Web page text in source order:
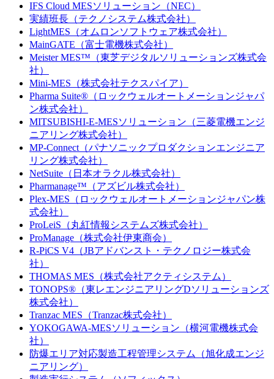
IFS Cloud MESソリューション（NEC）
実績班長（テクノシステム株式会社）
LightMES（オムロンソフトウェア株式会社）
MainGATE（富士電機株式会社）
Meister MES™（東芝デジタルソリューションズ株式会
社）
Mini-MES（株式会社テクスパイア）
Pharma Suite®（ロックウェルオートメーションジャパ
ン株式会社）
MITSUBISHI-E-MESソリューション（三菱電機エンジ
ニアリング株式会社）
MP-Connect（パナソニックプロダクションエンジニア
リング株式会社）
NetSuite（日本オラクル株式会社）
Pharmanage™（アズビル株式会社）
Plex-MES（ロックウェルオートメーションジャパン株
式会社）
ProLeiS（丸紅情報システムズ株式会社）
ProManage（株式会社伊東商会）
R-PiCS V4（JBアドバンスト・テクノロジー株式会
社）
THOMAS MES（株式会社アクティシステム）
TONOPS®（東レエンジニアリングDソリューションズ
株式会社）
Tranzac MES（Tranzac株式会社）
YOKOGAWA-MESソリューション（横河電機株式会
社）
防爆エリア対応製造工程管理システム（旭化成エンジ
ニアリング）